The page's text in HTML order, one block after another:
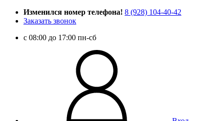
Изменился номер телефона! 8 (928) 104-40-42
Заказать звонок
c 08:00 до 17:00 пн-сб